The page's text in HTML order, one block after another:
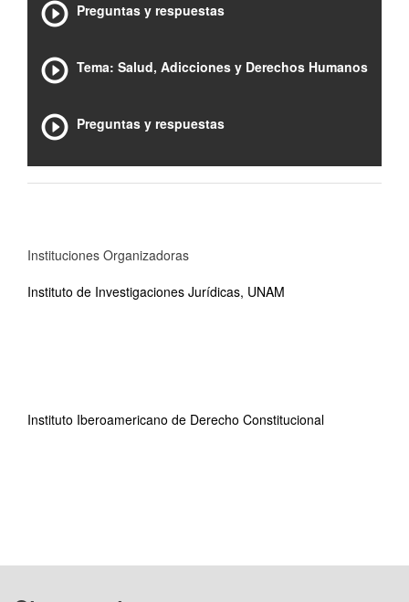
Preguntas y respuestas
Tema: Salud, Adicciones y Derechos Humanos
Preguntas y respuestas
Instituciones Organizadoras
Instituto de Investigaciones Jurídicas, UNAM
Instituto Iberoamericano de Derecho Constitucional